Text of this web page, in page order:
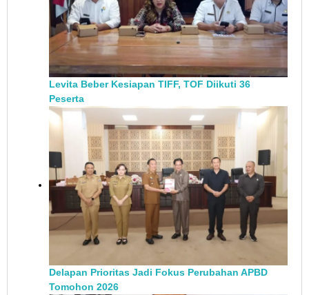
Levita Beber Kesiapan TIFF, TOF Diikuti 36
Peserta
Delapan Prioritas Jadi Fokus Perubahan APBD
Tomohon 2026